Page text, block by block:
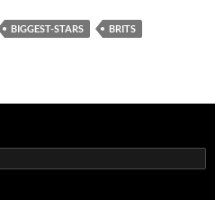
BIGGEST-STARS
BRITS